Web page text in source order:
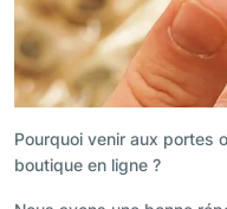
Pourquoi venir aux portes
boutique en ligne ?